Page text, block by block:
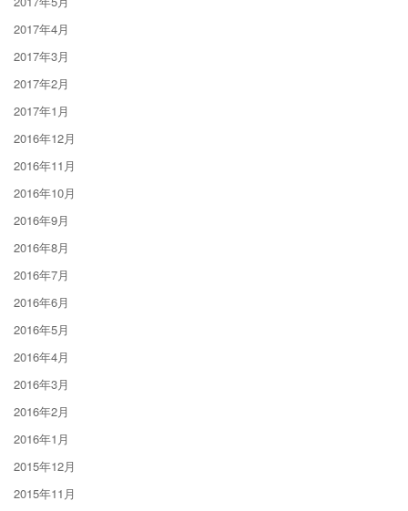
2017年4月
2017年3月
2017年2月
2017年1月
2016年12月
2016年11月
2016年10月
2016年9月
2016年8月
2016年7月
2016年6月
2016年5月
2016年4月
2016年3月
2016年2月
2016年1月
2015年12月
2015年11月